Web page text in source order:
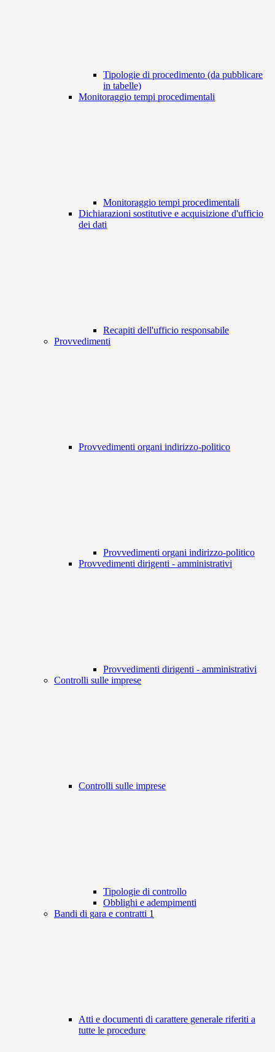
Tipologie di procedimento (da pubblicare
in tabelle)
Monitoraggio tempi procedimentali
Monitoraggio tempi procedimentali
Dichiarazioni sostitutive e acquisizione d'ufficio
dei dati
Recapiti dell'ufficio responsabile
Provvedimenti
Provvedimenti organi indirizzo-politico
Provvedimenti organi indirizzo-politico
Provvedimenti dirigenti - amministrativi
Provvedimenti dirigenti - amministrativi
Controlli sulle imprese
Controlli sulle imprese
Tipologie di controllo
Obblighi e adempimenti
Bandi di gara e contratti 1
Atti e documenti di carattere generale riferiti a
tutte le procedure